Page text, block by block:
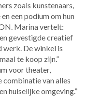
zoals kunstenaars,
en een podiumom hun
. Marina vertelt:
gevestigde creatief
werk. De winkel is
te koop zijn.”
voor theater,
combinatie van alles
huiselijke omgeving.”